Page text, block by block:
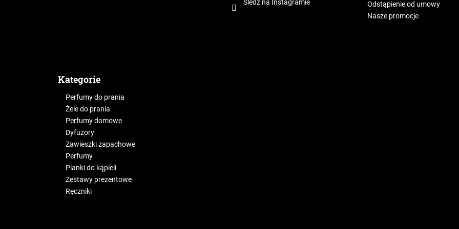
Śledź na Instagramie
Odstąpienie od umowy
Nasze promocje
Kategorie
Perfumy do prania
Żele do prania
Perfumy domowe
Dyfuzory
Zawieszki zapachowe
Perfumy
Pianki do kąpieli
Zestawy prezentowe
Ręczniki